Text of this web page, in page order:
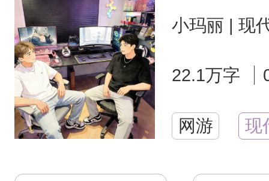
小玛丽 | 现
22.1万字
网游 现